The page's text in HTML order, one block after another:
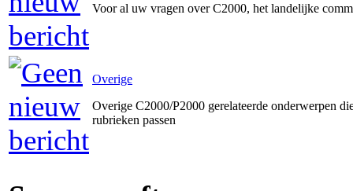
Voor al uw vragen over C2000, het landelijke
Overige
Overige C2000/P2000 gerelateerde onderwerpen
rubrieken passen